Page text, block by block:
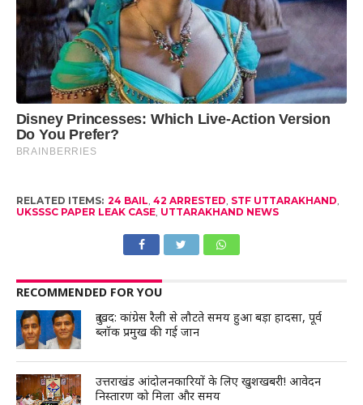
RELATED ITEMS: 24 BAIL 42 ARRESTED STF UTTARAKHAND
UKSSSC PAPER LEAK CASE, UTTARAKHAND NEWS
RECOMMENDED FOR YOU
दुःखद: कांग्रेस रैली से लौटते समय हुआ बड़ा हादसा, पूर्व
ब्लॉक प्रमुख की गई जान
उत्तराखंड आंदोलनकारियों के लिए खुशखबरी! आवेदन
निस्तारण को मिला और समय